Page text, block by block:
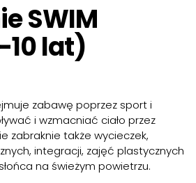
SWIM
10 lat)
zabawę poprzez sport i
i wzmacniać ciało przez
zabraknie także wycieczek,
integracji, zajęć plastycznych
na świeżym powietrzu.